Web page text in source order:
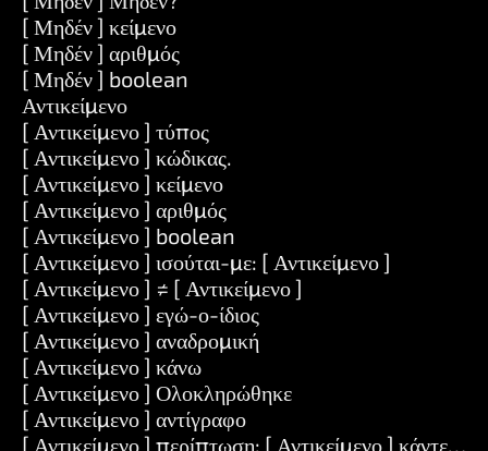
[ Μηδέν ] κείμενο
[ Μηδέν ] αριθμός
[ Μηδέν ] boolean
Αντικείμενο
[ Αντικείμενο ] τύπος
[ Αντικείμενο ] κώδικας.
[ Αντικείμενο ] κείμενο
[ Αντικείμενο ] αριθμός
[ Αντικείμενο ] boolean
[ Αντικείμενο ] ισούται-με: [ Αντικείμενο ]
[ Αντικείμενο ] ≠ [ Αντικείμενο ]
[ Αντικείμενο ] εγώ-ο-ίδιος
[ Αντικείμενο ] αναδρομική
[ Αντικείμενο ] κάνω
[ Αντικείμενο ] Ολοκληρώθηκε
[ Αντικείμενο ] αντίγραφο
[ Αντικείμενο ] περίπτωση: [ Αντικείμενο ] κάντε: [